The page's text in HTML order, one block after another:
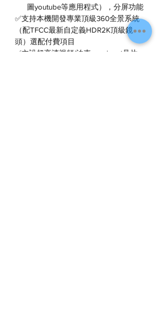
圖youtube等應用程式），分屏功能
✅支持本機開發專業頂級360全景系統
（配TFCC最新自定義HDR2K頂級鏡
頭）選配付費項目
✅內設超高清視頻/泊車cam input晶片